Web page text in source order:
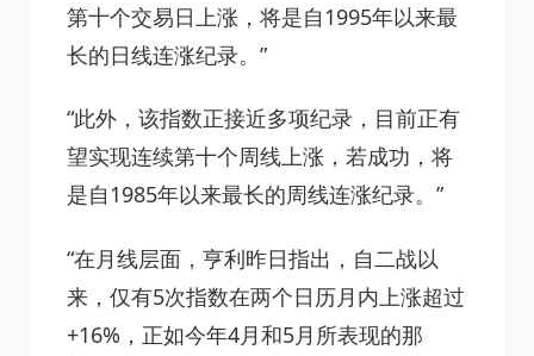
第十个交易日上涨，将是自1995年以来最
长的日线连涨纪录。”
“此外，该指数正接近多项纪录，目前正有
望实现连续第十个周线上涨，若成功，将
是自1985年以来最长的周线连涨纪录。”
“在月线层面，亨利昨日指出，自二战以
来，仅有5次指数在两个日历月内上涨超过
+16%，正如今年4月和5月所表现的那